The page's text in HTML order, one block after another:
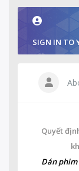
SIGN IN TO
Quyết
Dán